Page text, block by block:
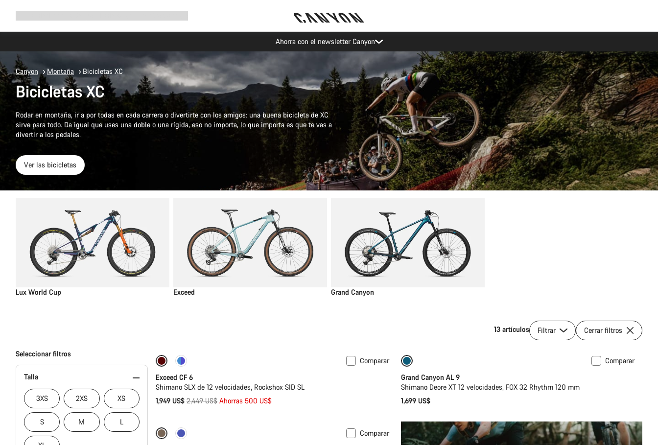
Eventos Canyon
Canyon Montaña Bicicletas XC
Bicicletas XC
Rodar en montaña, ir a por todas en cada carrera o divertirte con los amigos: una buena bicicleta de XC
sirve para todo. Da igual que uses una doble o una rígida, eso no importa, lo que importa es que te vas a
divertir a los pedales.
Ver las bicicletas
Lux World Cup Exceed Grand Canyon
13 artículos Filtrar Cerrar filtros
Seleccionar filtros
Talla
3XS 2XS XS
S M L
-20%
Comparar
Exceed CF 6
Shimano SLX de 12 velocidades, Rockshox SID SL
1,949 US$ Precio
2,449 US$ Ahorras 500 US$
Comparar
Grand Canyon AL 9
Shimano Deore XT 12 velocidades, FOX 32 Rhythm 120 mm
1,699 US$
Nuevo
Comparar